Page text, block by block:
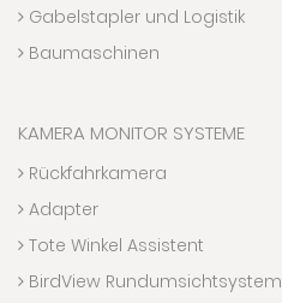
Gabelstapler und Logistik
Baumaschinen
KAMERA MONITOR SYSTEME
Rückfahrkamera
Adapter
Tote Winkel Assistent
BirdView Rundumsichtsystem